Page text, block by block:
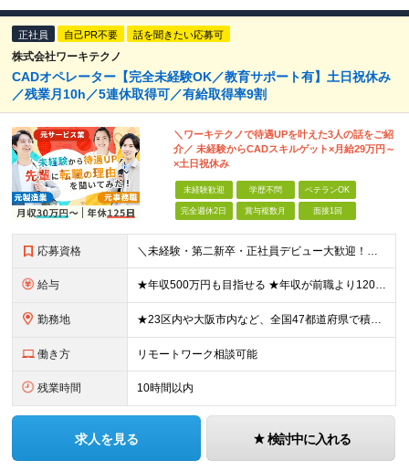
正社員 自己PR不要 話を聞きたい応募可
株式会社ワーキテクノ
CADオペレーター【完全未経験OK／教育サポート有】土日祝休み
／残業月10h／5連休取得可／有給取得率9割
＼ワーキテクノで待遇UPを叶えた3人の話をご紹
介／ 未経験からCADスキルゲット×月給29万円～
×土日祝休み
未経験歓迎 学歴不問 ベテランOK
完全週休2日 賞与複数月 面接1回
応募資格 ＼未経験・第二新卒・正社員デビュー大歓迎！／ ☆アパレルや飲食、ビルメンテ、職人、モデルなど、異業種出身の社員が多数活躍中です！ ■20～30代の若手中心に活躍中！ ■人物重視の採用 ■転職回数不問
給与 ★年収500万円も目指せる ★年収が前職より120万円アップした実績あり ★前職の給与を最大限に考慮します！ 【経験者】 ■月給35万円～80万円＋各種手当＋賞与年2回 【未経験者/首都圏】 ■月
勤務地 ★23区内や大阪市内など、全国47都道府県で積極採用中！ ★直行直帰OK◎ ★U・Iターン歓迎 ★会社都合の転勤なし！ ご家族の転勤などに合わせた勤務先の変更はOK◎ ★大阪・東京・名古屋・福岡への引
働き方 リモートワーク相談可能
残業時間 10時間以内
求人を見る 検討中に入れる